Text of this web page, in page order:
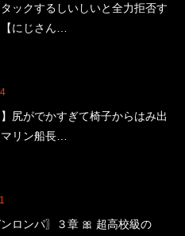
ックするしいしいと全力拒否す
にじさん…
】尻がでかすぎて椅子からはみ出
リン船長…
ロンパ〗３章 🎀 超高校級の